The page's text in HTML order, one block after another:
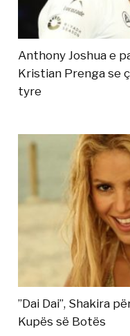
Anthony Joshua e
Kristian Prenga se
tyre
”Dai Dai”, Shakira
Kupës së Botës